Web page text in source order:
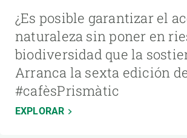
¿Es posible garantizar el
naturaleza sin poner en
biodiversidad que la
Arranca la sexta edición
#cafèsPrismàtic
EXPLORAR